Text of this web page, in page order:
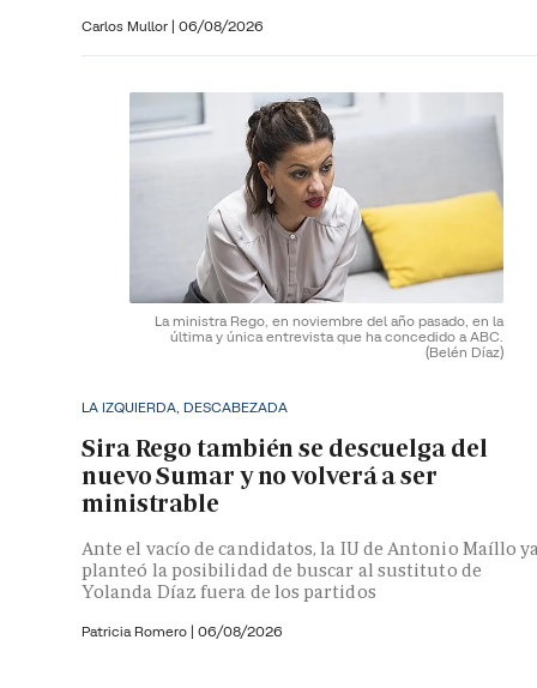
Carlos Mullor | 06/08/2026
La ministra Rego, en noviembre del año pasado, en la
última y única entrevista que ha concedido a ABC.
(Belén Díaz)
LA IZQUIERDA, DESCABEZADA
Sira Rego también se descuelga del
nuevo Sumar y no volverá a ser
ministrable
Ante el vacío de candidatos, la IU de Antonio Maíllo
planteó la posibilidad de buscar al sustituto de
Yolanda Díaz fuera de los partidos
Patricia Romero | 06/08/2026